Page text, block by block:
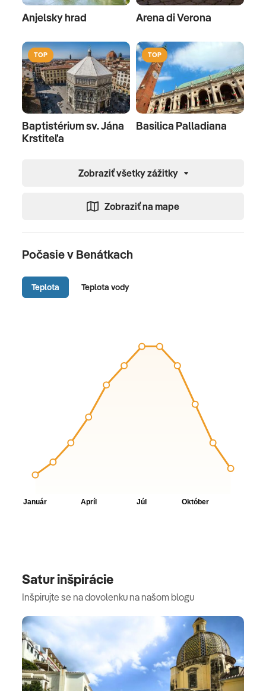
Anjelsky hrad Arena di Verona
TOP
Baptistérium sv. Jána
Krstiteľa
TOP
Basilica Palladiana
Zobraziť všetky zážitky
Zobraziť na mape
Počasie v Benátkach
Teplota Teplota vody
Satur inšpirácie
Inšpirujte se na dovolenku na našom blogu